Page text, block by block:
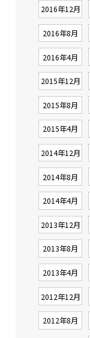
2016年12月
2016年8月
2016年4月
2015年12月
2015年8月
2015年4月
2014年12月
2014年8月
2014年4月
2013年12月
2013年8月
2013年4月
2012年12月
2012年8月